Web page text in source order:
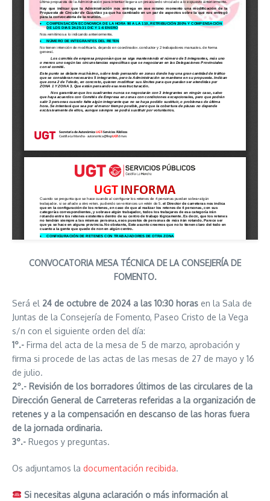
CONVOCATORIA MESA TÉCNICA DE LA CONSEJERÍA DE
FOMENTO.
Será el 24 de octubre de 2024 a las 10:30 horas en la Sala de
Juntas de la Consejería de Fomento, Paseo Cristo de la Vega
s/n con el siguiente orden del día:
1º.- Firma del acta de la mesa de 5 de marzo, aprobación y
firma si procede de las actas de las mesas de 27 de mayo y 16
de julio.
2º.- Revisión de los borradores últimos de las circulares de la
Dirección General de Carreteras referidas a la organización de
retenes y a la compensación en descanso de las horas fuera
de la jornada ordinaria.
3º.- Ruegos y preguntas.
Os adjuntamos la documentación recibida.
Si necesitas alguna aclaración o más información al